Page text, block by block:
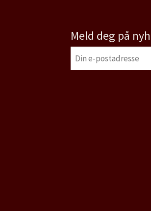
Meld deg på